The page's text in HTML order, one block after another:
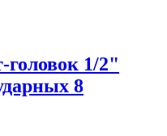
головок 1/2"
8